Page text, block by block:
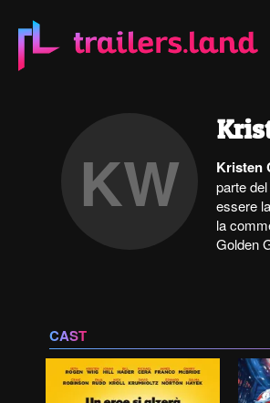
KW Kristen
parte
essere
la
Golden
CAST